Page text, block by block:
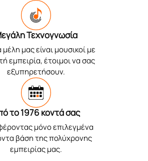
Τεχνογνωσία
μας είναι μουσικοί με
εμπειρία, έτοιμοι να σας
εξυπηρετήσουν.
το 1976 κοντά σας
μόνο επιλεγμένα
βάση της πολύχρονης
εμπειρίας μας.